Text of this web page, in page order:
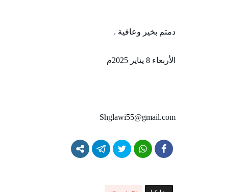
دمتم بخير وعافية .
الأربعاء 8 يناير 2025م
Shglawi55@gmail.com